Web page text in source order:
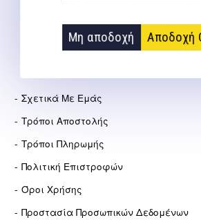
Μη αποδοχή Αποδοχή
Σχετικά Με Εμάς
Τρόποι Αποστολής
Τρόποι Πληρωμής
Πολιτική Επιστροφών
Όροι Χρήσης
Προστασία Προσωπικών Δεδομένων